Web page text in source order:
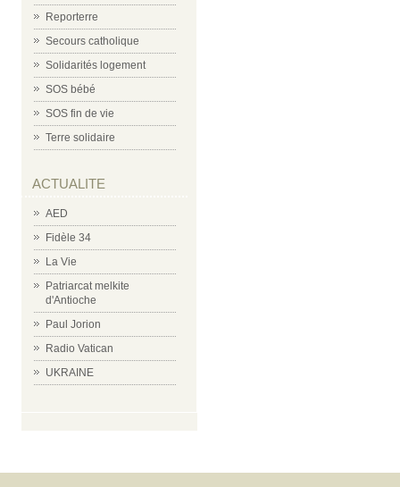
Reporterre
Secours catholique
Solidarités logement
SOS bébé
SOS fin de vie
Terre solidaire
ACTUALITE
AED
Fidèle 34
La Vie
Patriarcat melkite
d'Antioche
Paul Jorion
Radio Vatican
UKRAINE